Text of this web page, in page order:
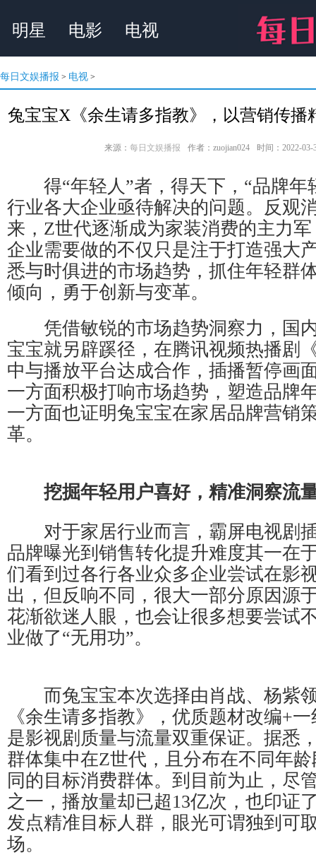
明星 电影 电视
每日文娱播报 > 电视 >
兔宝宝X《余生请多指教》，以营销传播
来源：每日文娱播报 作者：zuojian024 时间：2022-03-
得“年轻人”者，得天下，“品牌年
行业各大企业亟待解决的问题。反观
来，Z世代逐渐成为家装消费的主力
企业需要做的不仅只是注于打造强大
悉与时俱进的市场趋势，抓住年轻群
倾向，勇于创新与变革。
凭借敏锐的市场趋势洞察力，国
宝宝就另辟蹊径，在腾讯视频热播剧
中与播放平台达成合作，插播暂停画
一方面积极打响市场趋势，塑造品牌
一方面也证明兔宝宝在家居品牌营销
革。
挖掘年轻用户喜好， 精准洞察流
对于家居行业而言，霸屏电视剧
品牌曝光到销售转化提升难度其一在
们看到过各行各业众多企业尝试在影
出，但反响不同，很大一部分原因源
花渐欲迷人眼，也会让很多想要尝试
业做了“无用功”。
而兔宝宝本次选择由肖战、杨紫
《余生请多指教》，优质题材改编+
是影视剧质量与流量双重保证。据悉
群体集中在Z世代，且分布在不同年
同的目标消费群体。到目前为止，尽
之一，播放量却已超13亿次，也印证
发点精准目标人群，眼光可谓独到可
场。